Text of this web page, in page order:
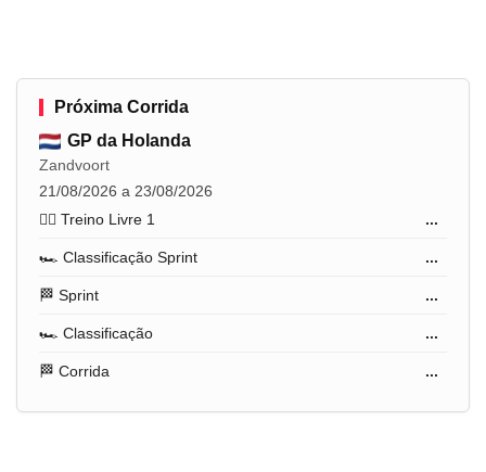
Próxima Corrida
GP da Holanda
Zandvoort
21/08/2026 a 23/08/2026
🏋️‍♂️ Treino Livre 1
...
🏎️ Classificação Sprint ...
🏁 Sprint ...
🏎️ Classificação ...
🏁 Corrida ...